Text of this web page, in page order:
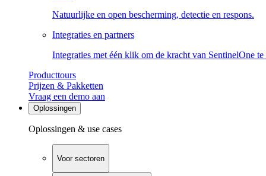
Natuurlijke en open bescherming, detectie en respons.
Integraties en partners
Integraties met één klik om de kracht van SentinelOne te
Producttours
Prijzen & Pakketten
Vraag een demo aan
Oplossingen
Oplossingen & use cases
Voor sectoren